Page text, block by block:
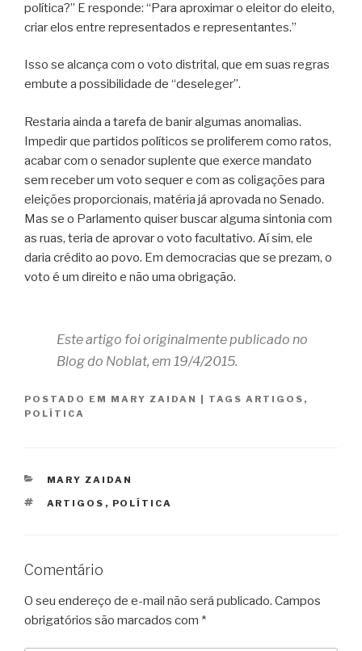
política?” E responde: “Para aproximar o eleitor do eleito,
criar elos entre representados e representantes.”
Isso se alcança com o voto distrital, que em suas regras
embute a possibilidade de “deseleger”.
Restaria ainda a tarefa de banir algumas anomalias.
Impedir que partidos políticos se proliferem como ratos,
acabar com o senador suplente que exerce mandato
sem receber um voto sequer e com as coligações para
eleições proporcionais, matéria já aprovada no Senado.
Mas se o Parlamento quiser buscar alguma sintonia com
as ruas, teria de aprovar o voto facultativo. Aí sim, ele
daria crédito ao povo. Em democracias que se prezam, o
voto é um direito e não uma obrigação.
Este artigo foi originalmente publicado no
Blog do Noblat, em 19/4/2015.
POSTADO EM MARY ZAIDAN TAGS ARTIGOS ,
POLÍTICA
CATEGORIAS
MARY ZAIDAN
TAGS
ARTIGOS , POLÍTICA
Comentário
O seu endereço de e-mail não será publicado. Campos
obrigatórios são marcados com *